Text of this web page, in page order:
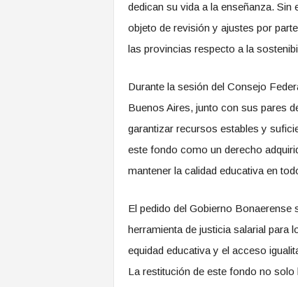
dedican su vida a la enseñanza.
objeto de revisión y ajustes por
las provincias respecto a la
Durante la sesión del Consejo
Buenos Aires, junto con sus pares
garantizar recursos estables y
este fondo como un derecho
mantener la calidad educativa en
El pedido del Gobierno Bonaerense
herramienta de justicia salarial para
equidad educativa y el acceso
La restitución de este fondo no